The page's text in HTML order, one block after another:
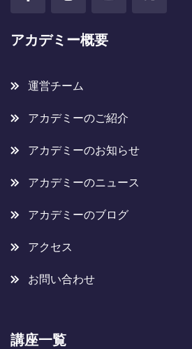
アカデミー概要
運営チーム
アカデミーのご紹介
アカデミーのお知らせ
アカデミーのニュース
アカデミーのブログ
アクセス
お問い合わせ
講座一覧